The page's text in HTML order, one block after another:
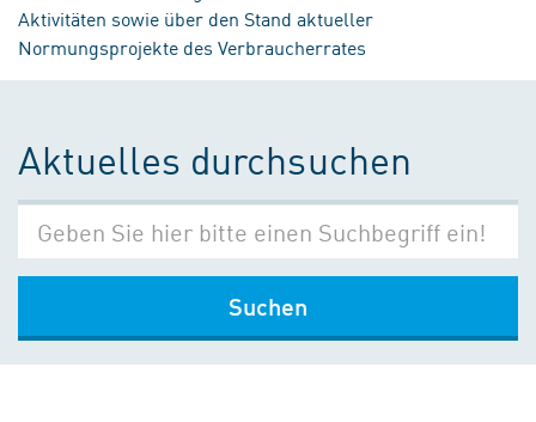
Aktivitäten sowie über den Stand aktueller
Normungsprojekte des Verbraucherrates
Aktuelles durchsuchen
Suchen